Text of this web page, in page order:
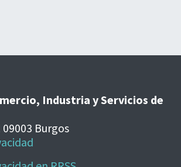
Industria y Servicios de
09003 Burgos